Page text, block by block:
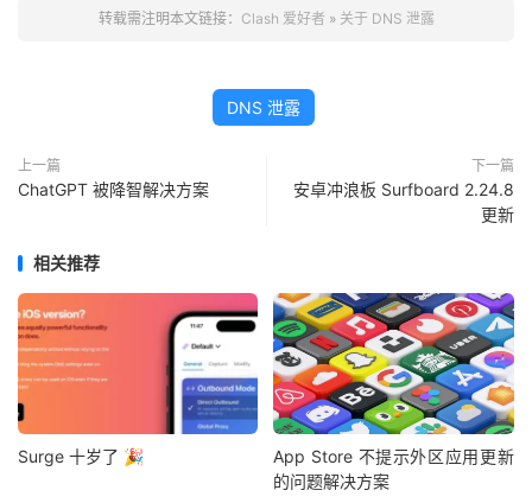
转载需注明本文链接： Clash 爱好者 » 关于 DNS 泄露
DNS 泄露
上一篇
ChatGPT 被降智解决方案
下一篇
安卓冲浪板 Surfboard 2.24.8
更新
相关推荐
Surge 十岁了 🎉
App Store 不提示外区应用更新
的问题解决方案